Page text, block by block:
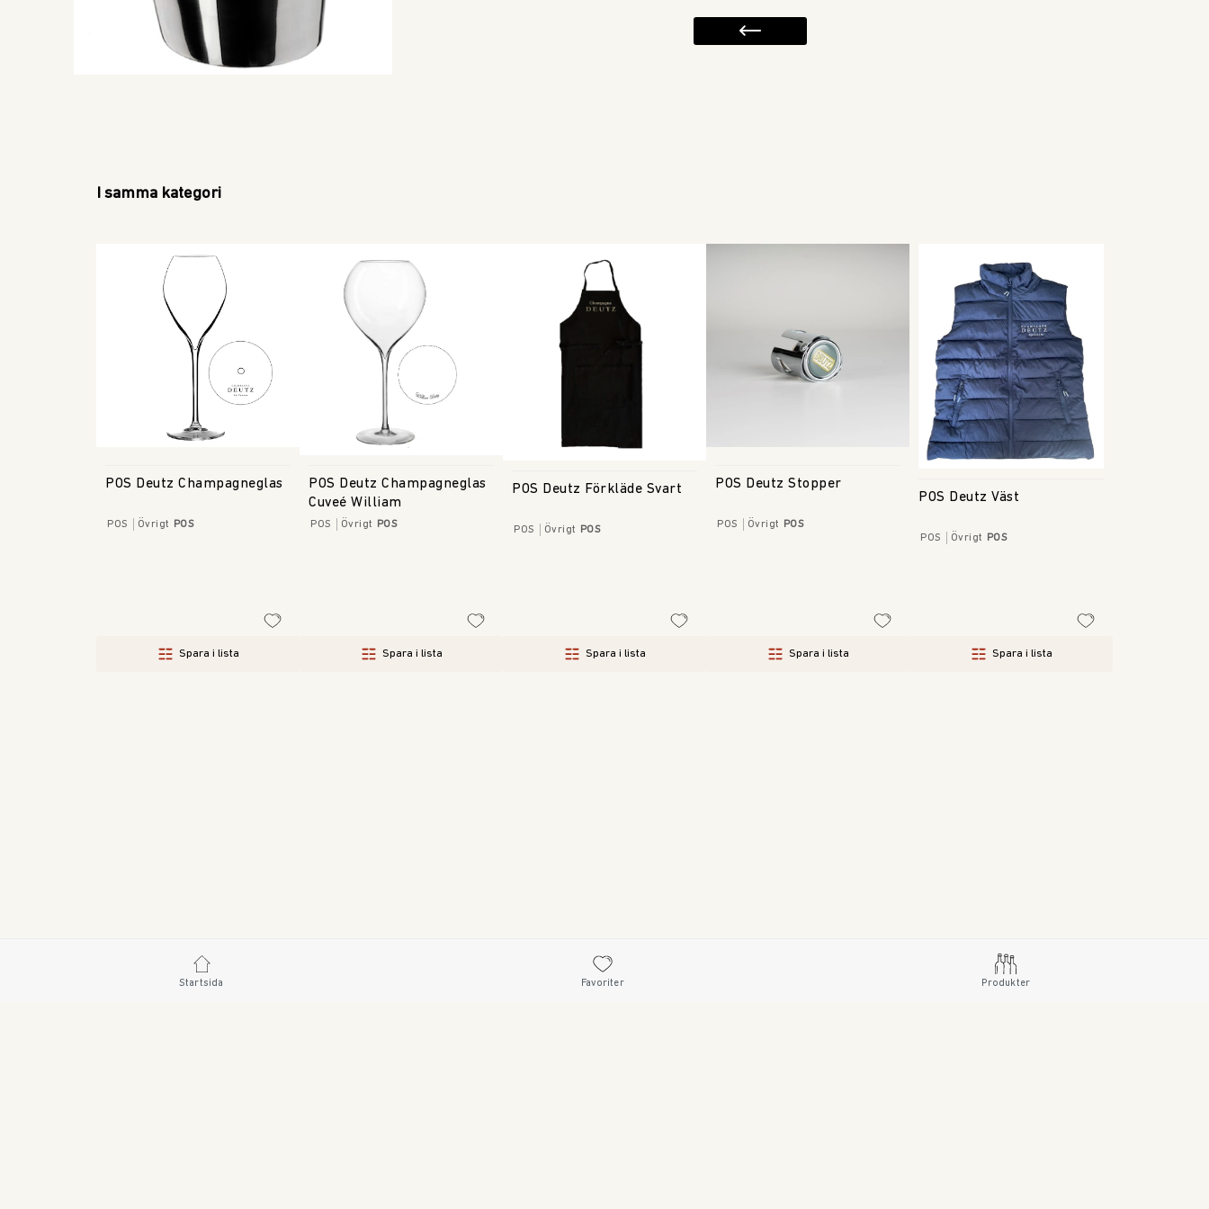
I samma kategori
POS Deutz Champagneglas
POS Övrigt POS
Spara i lista
POS Deutz Champagneglas
Cuveé William
POS Övrigt POS
Spara i lista
POS Deutz Förkläde Svart
POS Övrigt POS
Spara i lista
POS Deutz Stopper
POS Övrigt POS
Spara i lista
POS Deutz Väst
POS Övrigt POS
Spara i lista
Startsida Favoriter Produkter